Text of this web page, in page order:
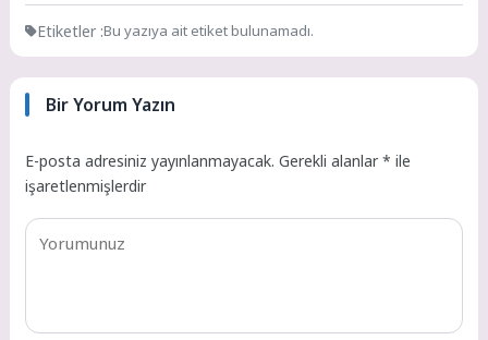
Etiketler :Bu yazıya ait etiket bulunamadı.
Bir Yorum Yazın
E-posta adresiniz yayınlanmayacak. Gerekli alanlar* ile
işaretlenmişlerdir